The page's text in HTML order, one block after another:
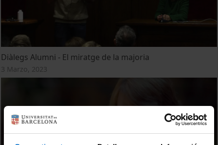
Diàlegs Alumni - El miratge de la majoria
3 Marzo, 2023